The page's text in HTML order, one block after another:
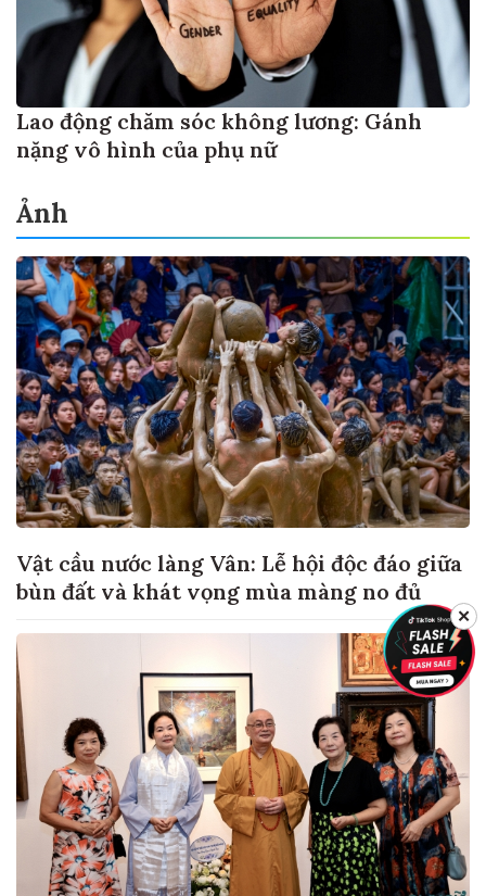
Lao động chăm sóc không lương: Gánh
nặng vô hình của phụ nữ
Ảnh
Vật cầu nước làng Vân: Lễ hội độc đáo giữa
bùn đất và khát vọng mùa màng no đủ
✕